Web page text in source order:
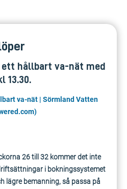
hållbart va-nät med
13.30.
va-nät | Sörmland Vatten
26 till 32 kommer det inte
i bokningssystemet
lägre bemanning, så passa på